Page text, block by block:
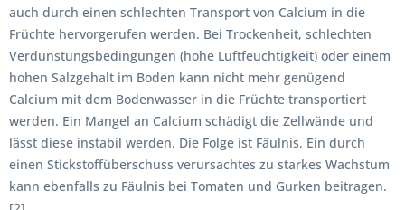
auch durch einen schlechten Transport von Calcium in die
Früchte hervorgerufen werden. Bei Trockenheit, schlechten
Verdunstungsbedingungen (hohe Luftfeuchtigkeit) oder einem
hohen Salzgehalt im Boden kann nicht mehr genügend
Calcium mit dem Bodenwasser in die Früchte transportiert
werden. Ein Mangel an Calcium schädigt die Zellwände und
lässt diese instabil werden. Die Folge ist Fäulnis. Ein durch
einen Stickstoffüberschuss verursachtes zu starkes Wachstum
kann ebenfalls zu Fäulnis bei Tomaten und Gurken beitragen.